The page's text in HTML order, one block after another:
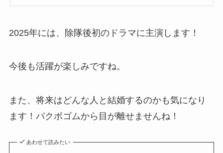
2025年には、除隊後初のドラマに主演します！
今後も活躍が楽しみですね。
また、将来はどんな人と結婚するのかも気になり
ます！パクボゴムから目が離せませんね！
あわせて読みたい